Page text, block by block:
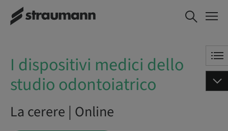
I dispositivi medici dello
studio odontoiatrico
REZERVAȚI ACUM
I dispositivi medici dello
studio odontoiatrico
La cerere | Online